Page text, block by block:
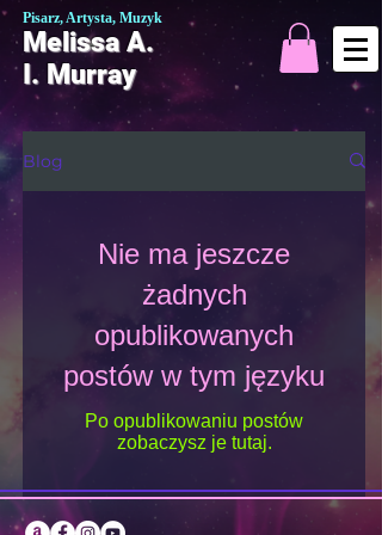
Pisarz, Artysta, Muzyk
Melissa A.
I. Murray
Blog
Nie ma jeszcze
żadnych
opublikowanych
postów w tym języku
Po opublikowaniu postów
zobaczysz je tutaj.